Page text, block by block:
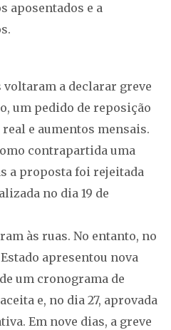
aposentados e a
voltaram a declarar greve
um pedido de reposição
real e aumentos mensais.
contrapartida uma
a proposta foi rejeitada
no dia 19 de
às ruas. No entanto, no
apresentou nova
um cronograma de
e, no dia 27, aprovada
Em nove dias, a greve